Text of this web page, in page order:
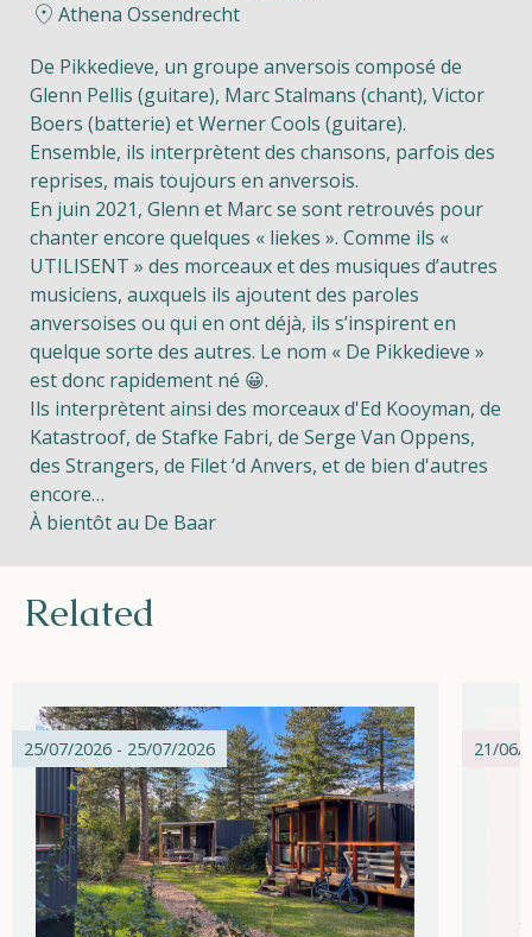
Contact
FR NL EN
Apple App Store
Android Play Store
Athena Ossendrecht
De Pikkedieve, un groupe anversois composé de
Glenn Pellis (guitare), Marc Stalmans (chant), Victor
Boers (batterie) et Werner Cools (guitare).
Ensemble, ils interprètent des chansons, parfois des
reprises, mais toujours en anversois.
En juin 2021, Glenn et Marc se sont retrouvés pour
chanter encore quelques « liekes ». Comme ils «
UTILISENT » des morceaux et des musiques d’autres
musiciens, auxquels ils ajoutent des paroles
anversoises ou qui en ont déjà, ils s’inspirent en
quelque sorte des autres. Le nom « De Pikkedieve »
est donc rapidement né 😀.
Ils interprètent ainsi des morceaux d'Ed Kooyman, de
Katastroof, de Stafke Fabri, de Serge Van Oppens,
des Strangers, de Filet ‘d Anvers, et de bien d'autres
encore…
À bientôt au De Baar
Related
25/07/2026 - 25/07/2026 21/06/